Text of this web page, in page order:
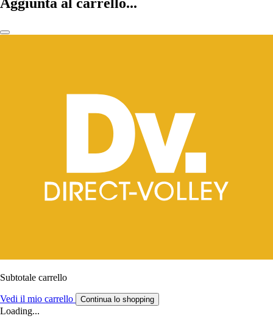
Aggiunta al carrello...
Subtotale carrello
Vedi il mio carrello Continua lo shopping
Loading...